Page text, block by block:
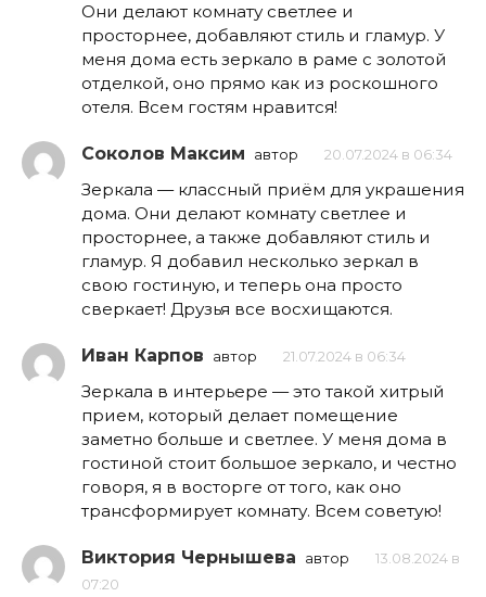
Они делают комнату светлее и
просторнее, добавляют стиль и гламур. У
меня дома есть зеркало в раме с золотой
отделкой, оно прямо как из роскошного
отеля. Всем гостям нравится!
Соколов Максим автор 20.07.2024 в 06:34
Зеркала — классный приём для украшения
дома. Они делают комнату светлее и
просторнее, а также добавляют стиль и
гламур. Я добавил несколько зеркал в
свою гостиную, и теперь она просто
сверкает! Друзья все восхищаются.
Иван Карпов автор 21.07.2024 в 06:34
Зеркала в интерьере — это такой хитрый
прием, который делает помещение
заметно больше и светлее. У меня дома в
гостиной стоит большое зеркало, и честно
говоря, я в восторге от того, как оно
трансформирует комнату. Всем советую!
Виктория Чернышева автор
13.08.2024 в
07:20